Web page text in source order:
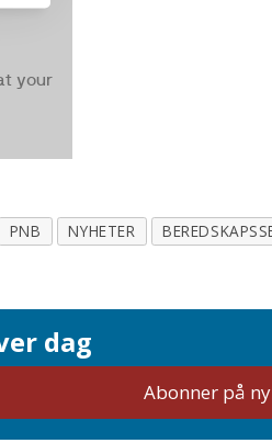
PNB NYHETER
dag